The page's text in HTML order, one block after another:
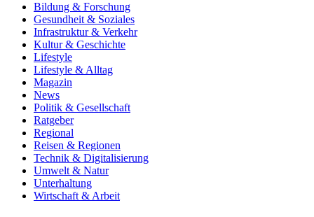
Bildung & Forschung
Gesundheit & Soziales
Infrastruktur & Verkehr
Kultur & Geschichte
Lifestyle
Lifestyle & Alltag
Magazin
News
Politik & Gesellschaft
Ratgeber
Regional
Reisen & Regionen
Technik & Digitalisierung
Umwelt & Natur
Unterhaltung
Wirtschaft & Arbeit